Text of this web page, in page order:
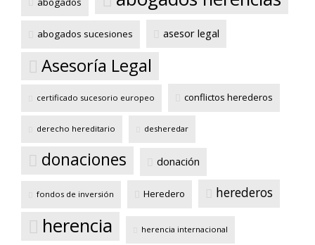
abogados sucesiones asesor legal
Asesoría Legal
certificado sucesorio europeo conflictos herederos
derecho hereditario desheredar
donaciones donación
fondos de inversión Heredero herederos
herencia herencia internacional